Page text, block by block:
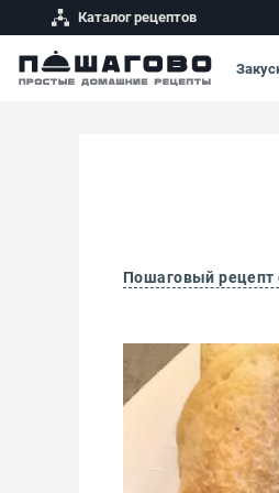
Каталог рецептов
Пошаговый рецепт